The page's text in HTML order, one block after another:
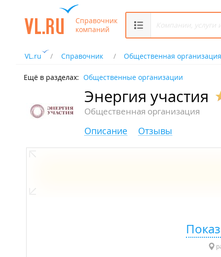
Справочник
компаний
VL.ru Справочник Общественная организация
Ещё в разделах: Общественные организации
Энергия участия
Общественная организация
Описание Отзывы